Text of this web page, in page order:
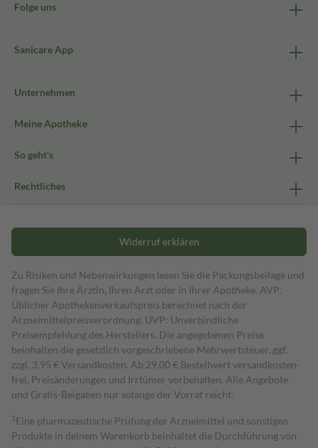
Folge uns
Sanicare App
Unternehmen
Meine Apotheke
So geht's
Rechtliches
Widerruf erklären
Zu Risiken und Nebenwirkungen lesen Sie die Packungsbeilage und
fragen Sie Ihre Ärztin, Ihren Arzt oder in Ihrer Apotheke. AVP:
Üblicher Apothekenverkaufspreis berechnet nach der
Arzneimittelpreisverordnung. UVP: Unverbindliche
Preisempfehlung des Herstellers. Die angegebenen Preise
beinhalten die gesetzlich vorgeschriebene Mehrwertsteuer, ggf.
zzgl. 3,95 € Versandkosten. Ab 29,00 € Bestell­wert versand­kosten­
frei. Preisänderungen und Irrtümer vorbehalten. Alle Angebote
und Gratis-Beigaben nur solange der Vorrat reicht.
1 Eine pharmazeutische Prüfung der Arzneimittel und sonstigen
Produkte in deinem Warenkorb beinhaltet die Durchführung von